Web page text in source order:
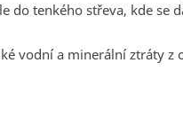
do tenkého střeva, kde se
vodní a minerální ztráty